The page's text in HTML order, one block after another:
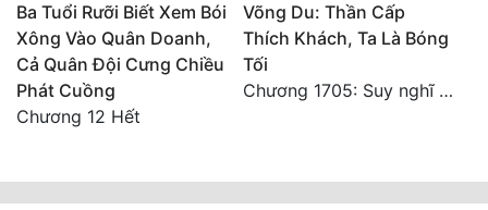
Ba Tuổi Rưỡi Biết Xem Bói
Xông Vào Quân Doanh,
Cả Quân Đội Cưng Chiều
Phát Cuồng
Chương 12 Hết
Võng Du: Thần Cấp
Thích Khách, Ta Là Bóng
Tối
Chương 1705: Suy nghĩ sinh tồn của Vô Danh Tuyết!